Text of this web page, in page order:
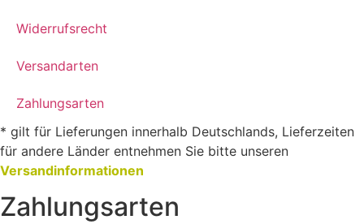
Widerrufsrecht
Versandarten
Zahlungsarten
* gilt für Lieferungen innerhalb Deutschlands, Lieferzeiten
für andere Länder entnehmen Sie bitte unseren
Versandinformationen
Zahlungsarten